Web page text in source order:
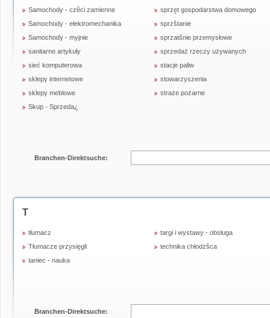
Samochody - czêci zamienne
Samochody - elektromechanika
Samochody - myjnie
sanitarne artykuły
sieć komputerowa
sklepy internetowe
sklepy meblowe
Skup - Sprzeda¿
sprzęt gospodarstwa domowego
sprzštanie
sprzatšnie przemysłowe
sprzedaż rzeczy używanych
stacje paliw
stowarzyszenia
straże pożarne
Branchen-Direktsuche:
T
tłumacz
Tłumacze przysięgli
taniec - nauka
targi i wystawy - obsługa
technika chłodzšca
Branchen-Direktsuche: